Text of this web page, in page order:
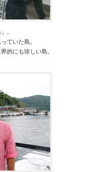
。
ていた島。
的にも珍しい島。